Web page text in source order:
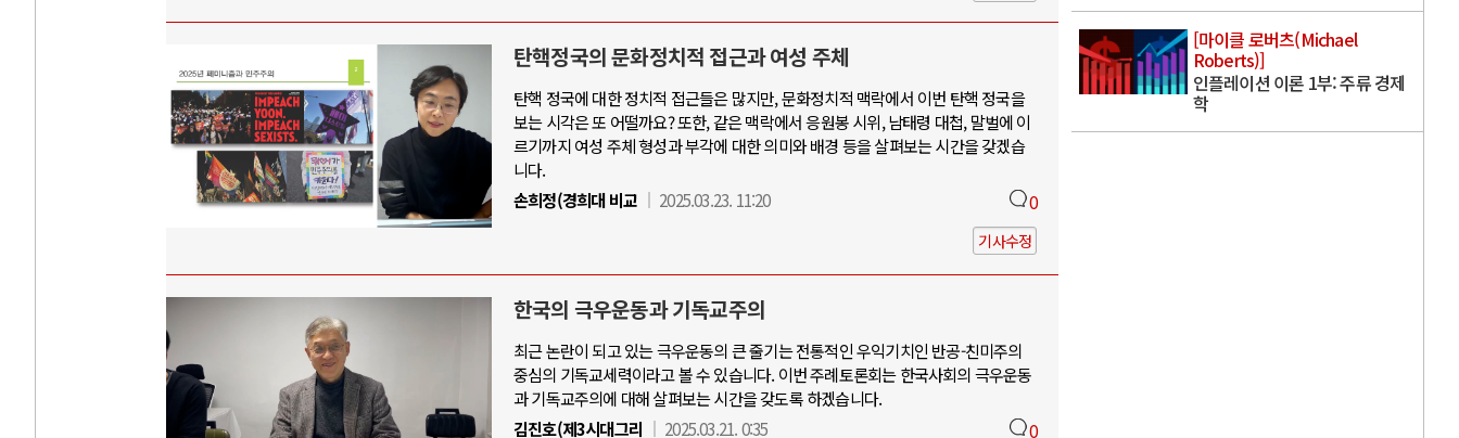
탄핵정국의 문화정치적 접근과 여성 주체
탄핵 정국에 대한 정치적 접근들은 많지만, 문화정치적 맥락에서 이번 탄핵 정국을
보는 시각은 또 어떨까요? 또한, 같은 맥락에서 응원봉 시위, 남태령 대첩, 말벌에 이
르기까지 여성 주체 형성과 부각에 대한 의미와 배경 등을 살펴보는 시간을 갖겠습
니다.
손희정(경희대 비교
2025.03.23. 11:20 0
기사수정
한국의 극우운동과 기독교주의
최근 논란이 되고 있는 극우운동의 큰 줄기는 전통적인 우익기치인 반공-친미주의
중심의 기독교세력이라고 볼 수 있습니다. 이번 주례토론회는 한국사회의 극우운동
과 기독교주의에 대해 살펴보는 시간을 갖도록 하겠습니다.
김진호(제3시대그리
2025.03.21. 0:35 0
[마이클 로버츠(Michael
Roberts)]
인플레이션 이론 1부: 주류 경제
학